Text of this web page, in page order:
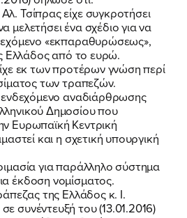
Τσίπρας είχε συγκροτήσει
μελετήσει ένα σχέδιο για να
«εκπαραθυρώσεως»,
Ελλάδος από το ευρώ.
εκ των προτέρων γνώση περί
των τραπεζών.
ενδεχόμενο αναδιάρθρωσης
Δημοσίου που
Ευρωπαϊκή Κεντρική
και η σχετική υπουργική
για παράλληλο σύστημα
έκδοση νομίσματος.
της Ελλάδος κ. Ι.
συνέντευξή του (13.01.2016)